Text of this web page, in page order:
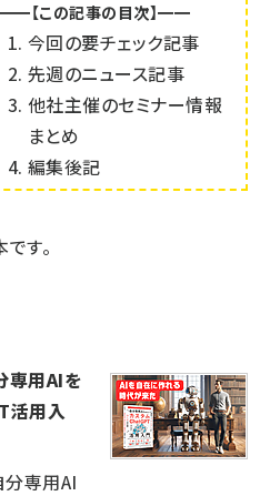
━━【この記事の目次】━━
今回の要チェック記事
先週のニュース記事
他社主催のセミナー情報
まとめ
編集後記
です。
専用AIを
活用入
分専用AI